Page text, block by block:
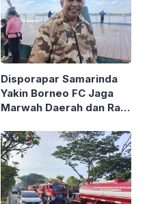
Disporapar Samarinda
Yakin Borneo FC Jaga
Marwah Daerah dan Raih